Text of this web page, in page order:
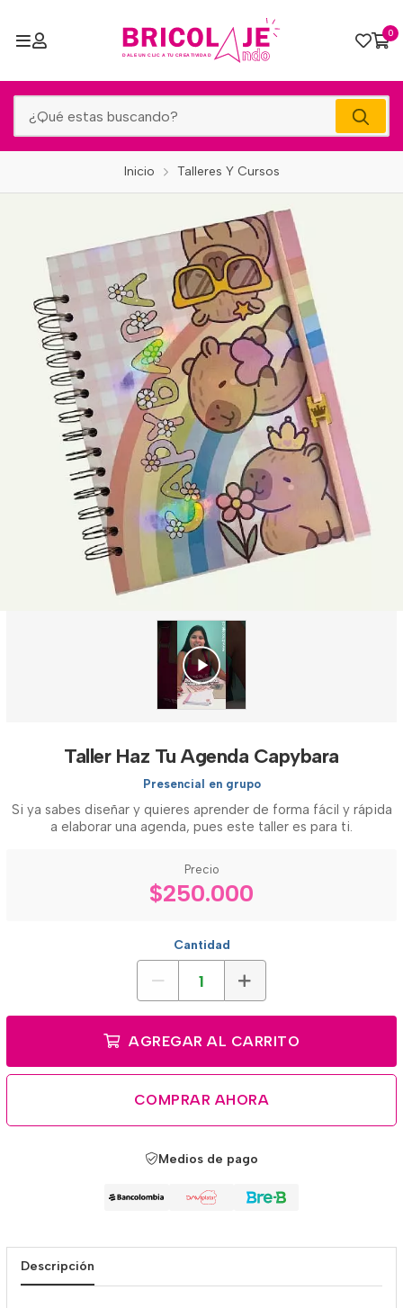
0
Inicio Talleres Y Cursos
Taller Haz Tu Agenda Capybara
Presencial en grupo
Si ya sabes diseñar y quieres aprender de forma fácil y rápida
a elaborar una agenda, pues este taller es para ti.
Precio
$250.000
Cantidad
AGREGAR AL CARRITO
COMPRAR AHORA
Medios de pago
Descripción